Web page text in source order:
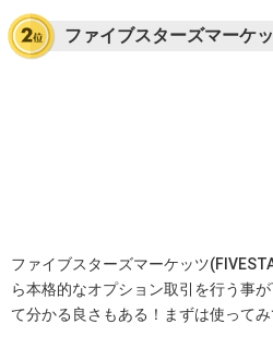
ファイブスターズマーケ
ファイブスターズマーケッツ
ら本格的なオプション取引を行う事
て分かる良さもある！まずは使って